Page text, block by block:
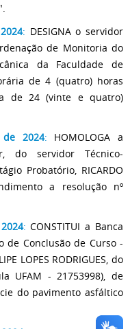
: DESIGNA o servidor
de Monitoria do
da Faculdade de
de 4 (quatro) horas
de 24 (vinte e quatro)
2024: HOMOLOGA a
do servidor Técnico-
Probatório, RICARDO
a resolução nº
: CONSTITUI a Banca
de Conclusão de Curso -
LOPES RODRIGUES, do
UFAM - 21753998), de
do pavimento asfáltico